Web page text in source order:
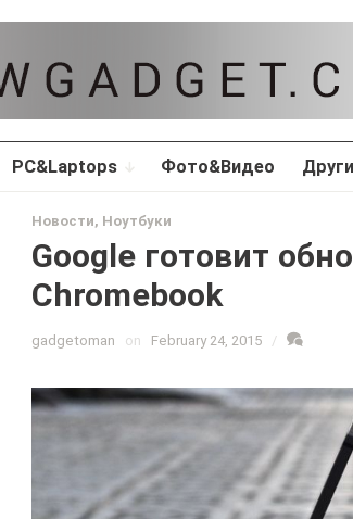
PC&Laptops Фото&Видео
Новости, Ноутбуки
Google готовит
Chromebook
gadgetoman on February 24, 2015 /